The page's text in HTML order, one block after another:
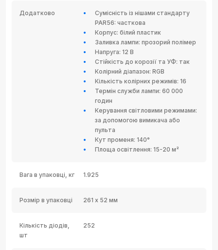
Додатково
Сумісність із нішами стандарту
PAR56: часткова
Корпус: білий пластик
Заливка лампи: прозорий полімер
Напруга: 12 В
Стійкість до корозії та УФ: так
Колірний діапазон: RGB
Кількість колірних режимів: 16
Термін служби лампи: 60 000
годин
Керування світловими режимами:
за допомогою вимикача або
пульта
Кут променя: 140°
Площа освітлення: 15-20 м²
Вага в упаковці, кг 1.925
Розмір в упаковці 261 х 52 мм
Кількість діодів,
шт
252